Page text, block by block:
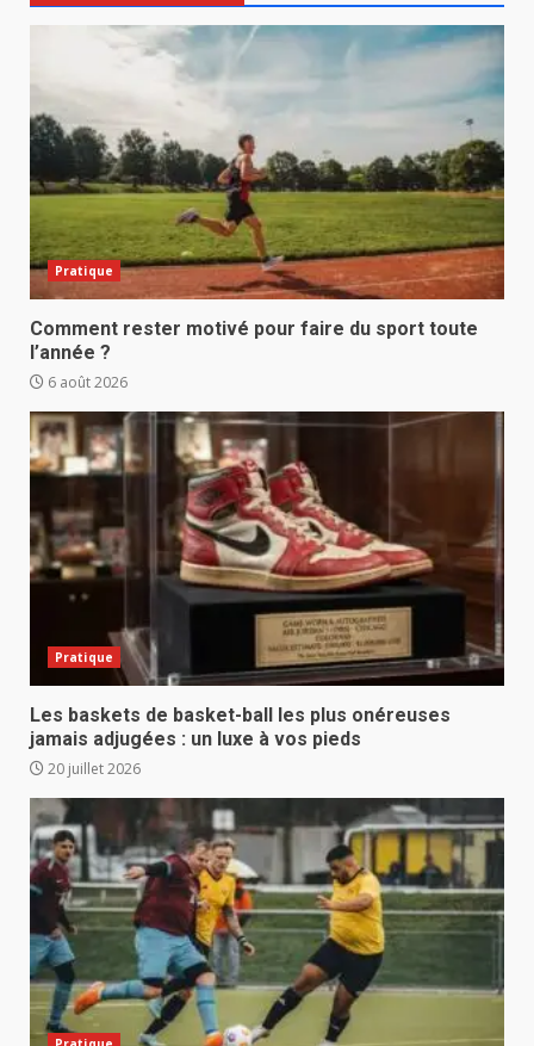
Pratique
Comment rester motivé pour faire du sport toute
l’année ?
6 août 2026
Pratique
Les baskets de basket-ball les plus onéreuses
jamais adjugées : un luxe à vos pieds
20 juillet 2026